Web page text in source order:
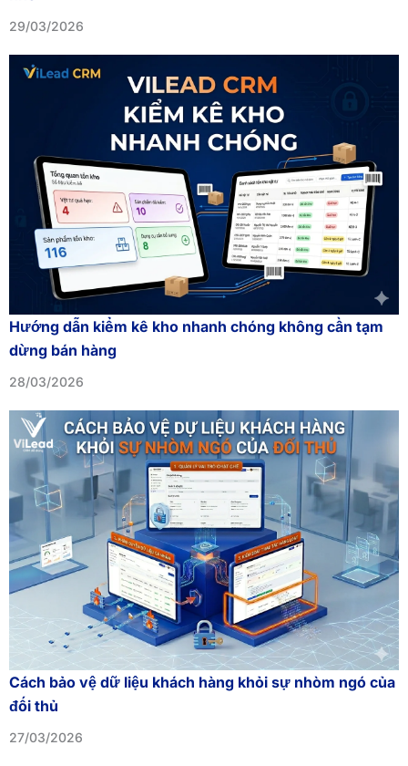
29/03/2026
Hướng dẫn kiểm kê kho nhanh chóng không cần tạm
dừng bán hàng
28/03/2026
Cách bảo vệ dữ liệu khách hàng khỏi sự nhòm ngó của
đối thủ
27/03/2026